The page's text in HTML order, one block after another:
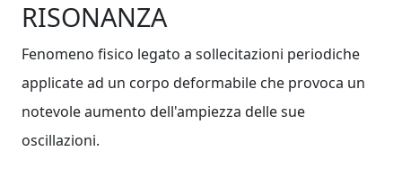
RISONANZA
Fenomeno fisico legato a sollecitazioni periodiche
applicate ad un corpo deformabile che provoca un
notevole aumento dell'ampiezza delle sue
oscillazioni.